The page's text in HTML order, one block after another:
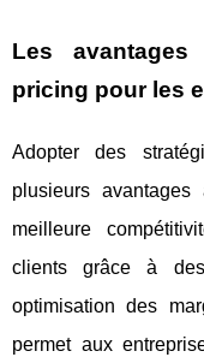
Les
pricing pour les
Adopter des
plusieurs
meilleure
clients grâce à
optimisation des
permet aux